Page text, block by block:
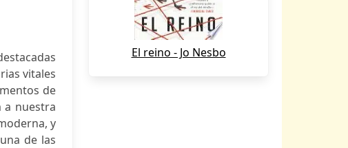
vitales
de
a nuestra
y
de las
El reino - Jo Nesbo